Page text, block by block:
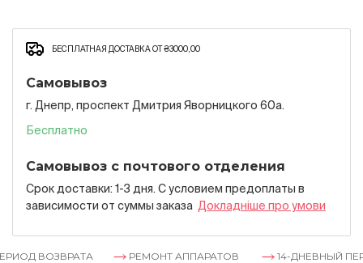
БЕСПЛАТНАЯ ДОСТАВКА ОТ ₴3000,00
Самовывоз
г. Днепр, проспект Дмитрия Яворницкого 60а.
Бесплатно
Самовывоз с почтового отделения
Срок доставки: 1-3 дня. С условием предоплаты в
зависимости от суммы заказа Докладнiше про умови
ВОЗВРАТА РЕМОНТ АППАРАТОВ 14-ДНЕВНЫЙ